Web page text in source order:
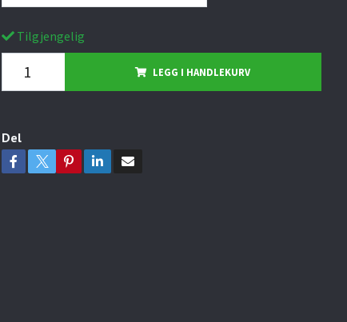
Tilgjengelig
LEGG I HANDLEKURV
Del